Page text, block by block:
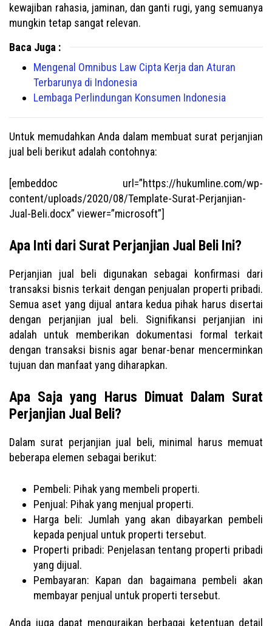
kewajiban rahasia, jaminan, dan ganti rugi, yang semuanya
mungkin tetap sangat relevan.
Baca Juga :
Mengenal Omnibus Law Cipta Kerja dan Aturan
Terbarunya di Indonesia
Lembaga Perlindungan Konsumen Indonesia
Untuk memudahkan Anda dalam membuat surat perjanjian
jual beli berikut adalah contohnya:
[embeddoc url=”https://hukumline.com/wp-
content/uploads/2020/08/Template-Surat-Perjanjian-
Jual-Beli.docx” viewer=”microsoft”]
Apa Inti dari Surat Perjanjian Jual Beli Ini?
Perjanjian jual beli digunakan sebagai konfirmasi dari
transaksi bisnis terkait dengan penjualan properti pribadi.
Semua aset yang dijual antara kedua pihak harus disertai
dengan perjanjian jual beli. Signifikansi perjanjian ini
adalah untuk memberikan dokumentasi formal terkait
dengan transaksi bisnis agar benar-benar mencerminkan
tujuan dan manfaat yang diharapkan.
Apa Saja yang Harus Dimuat Dalam Surat
Perjanjian Jual Beli?
Dalam surat perjanjian jual beli, minimal harus memuat
beberapa elemen sebagai berikut:
Pembeli: Pihak yang membeli properti.
Penjual: Pihak yang menjual properti.
Harga beli: Jumlah yang akan dibayarkan pembeli
kepada penjual untuk properti tersebut.
Properti pribadi: Penjelasan tentang properti pribadi
yang dijual.
Pembayaran: Kapan dan bagaimana pembeli akan
membayar penjual untuk properti tersebut.
Anda juga dapat menguraikan berbagai ketentuan detail